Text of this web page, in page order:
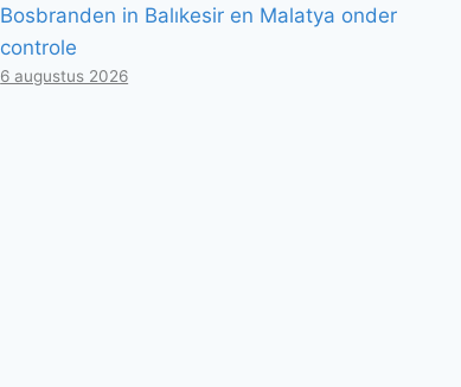
Bosbranden in Balıkesir en Malatya onder
controle
6 augustus 2026